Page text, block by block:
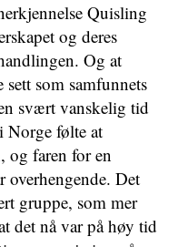
Quisling
og deres
Og at
som samfunnets
svært vanskelig tid
Norge følte at
og faren for en
overhengende. Det
gruppe, som mer
det nå var på høy tid